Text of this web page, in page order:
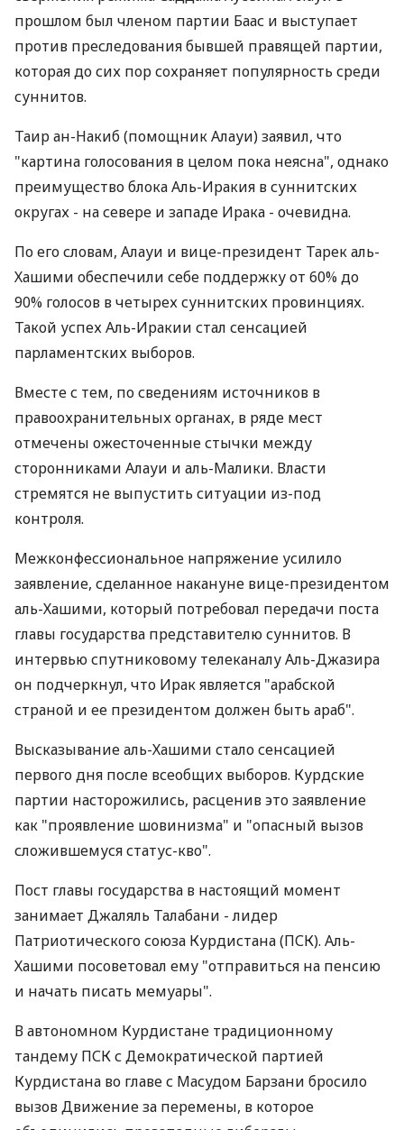
прошлом был членом партии Баас и выступает
против преследования бывшей правящей партии,
которая до сих пор сохраняет популярность среди
суннитов.
Таир ан-Накиб (помощник Алауи) заявил, что
"картина голосования в целом пока неясна", однако
преимущество блока Аль-Иракия в суннитских
округах - на севере и западе Ирака - очевидна.
По его словам, Алауи и вице-президент Тарек аль-
Хашими обеспечили себе поддержку от 60% до
90% голосов в четырех суннитских провинциях.
Такой успех Аль-Иракии стал сенсацией
парламентских выборов.
Вместе с тем, по сведениям источников в
правоохранительных органах, в ряде мест
отмечены ожесточенные стычки между
сторонниками Алауи и аль-Малики. Власти
стремятся не выпустить ситуации из-под
контроля.
Межконфессиональное напряжение усилило
заявление, сделанное накануне вице-президентом
аль-Хашими, который потребовал передачи поста
главы государства представителю суннитов. В
интервью спутниковому телеканалу Аль-Джазира
он подчеркнул, что Ирак является "арабской
страной и ее президентом должен быть араб".
Высказывание аль-Хашими стало сенсацией
первого дня после всеобщих выборов. Курдские
партии насторожились, расценив это заявление
как "проявление шовинизма" и "опасный вызов
сложившемуся статус-кво".
Пост главы государства в настоящий момент
занимает Джаляль Талабани - лидер
Патриотического союза Курдистана (ПСК). Аль-
Хашими посоветовал ему "отправиться на пенсию
и начать писать мемуары".
В автономном Курдистане традиционному
тандему ПСК с Демократической партией
Курдистана во главе с Масудом Барзани бросило
вызов Движение за перемены, в которое